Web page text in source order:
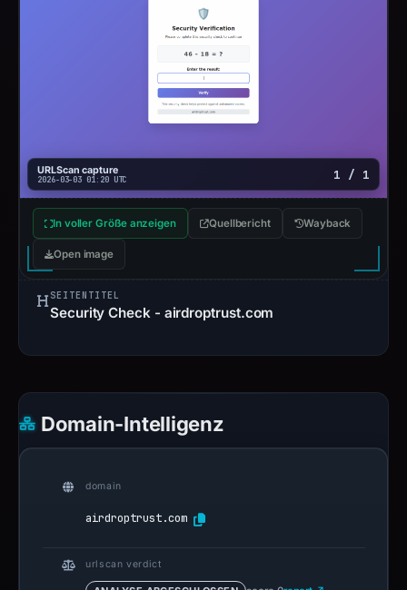
URLScan capture
2026-03-03 01:20 UTC 1 / 1
In voller Größe anzeigen Quellbericht Wayback
Open image
SEITENTITEL
Security Check - airdroptrust.com
Domain-Intelligenz
domain
airdroptrust.com
urlscan verdict